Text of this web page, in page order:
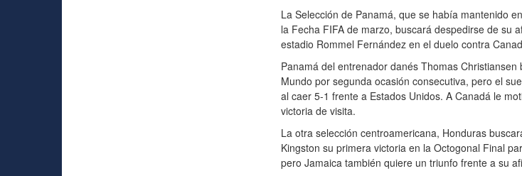
La Selección de Panamá, que se había mantenido
la Fecha FIFA de marzo, buscará despedirse de su
estadio Rommel Fernández en el duelo contra
Panamá del entrenador danés Thomas
Mundo por segunda ocasión consecutiva, pero el
al caer 5-1 frente a Estados Unidos. A Canadá le
victoria de visita.
La otra selección centroamericana, Honduras
Kingston su primera victoria en la Octogonal Final
pero Jamaica también quiere un triunfo frente a su